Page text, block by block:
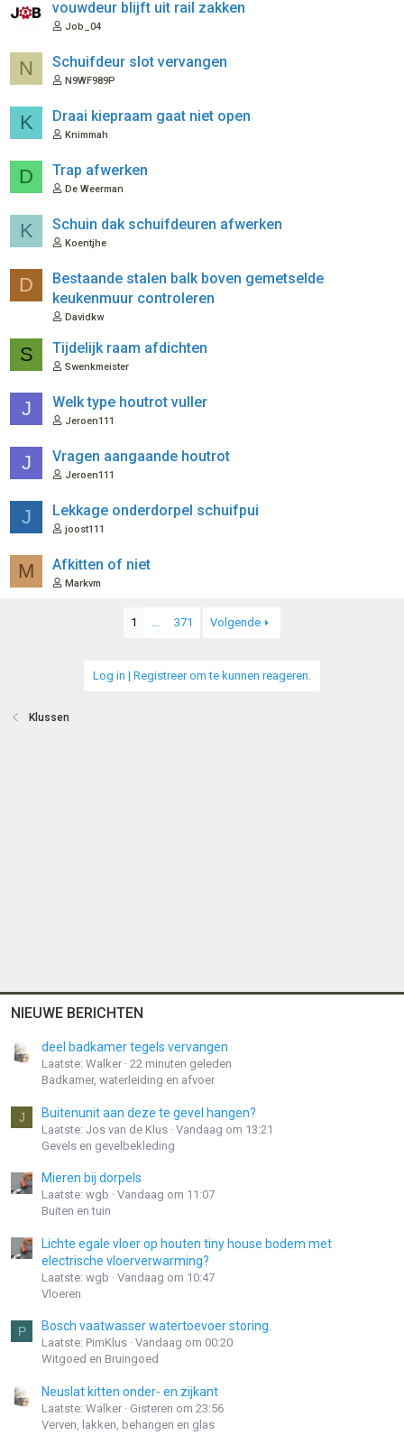
vouwdeur blijft uit rail zakken
Job_04
N Schuifdeur slot vervangen
N9WF989P
K Draai kiepraam gaat niet open
Knimmah
D Trap afwerken
De Weerman
K Schuin dak schuifdeuren afwerken
Koentjhe
D
Bestaande stalen balk boven gemetselde
keukenmuur controleren
Davidkw
S Tijdelijk raam afdichten
Swenkmeister
J Welk type houtrot vuller
Jeroen111
J Vragen aangaande houtrot
Jeroen111
J Lekkage onderdorpel schuifpui
joost111
M Afkitten of niet
Markvm
1 ... 371 Volgende
Log in | Registreer om te kunnen reageren.
Klussen
NIEUWE BERICHTEN
deel badkamer tegels vervangen
Laatste: Walker 22 minuten geleden
Badkamer, waterleiding en afvoer
J Buitenunit aan deze te gevel hangen?
Laatste: Jos van de Klus Vandaag om 13:21
Gevels en gevelbekleding
Mieren bij dorpels
Laatste: wgb
Vandaag om 11:07
Buiten en tuin
Lichte egale vloer op houten tiny house bodem met
electrische vloerverwarming?
Laatste: wgb
Vandaag om 10:47
Vloeren
P Bosch vaatwasser watertoevoer storing.
Laatste: PimKlus Vandaag om 00:20
Witgoed en Bruingoed
Neuslat kitten onder- en zijkant
Laatste: Walker
Gisteren om 23:56
Verven, lakken, behangen en glas